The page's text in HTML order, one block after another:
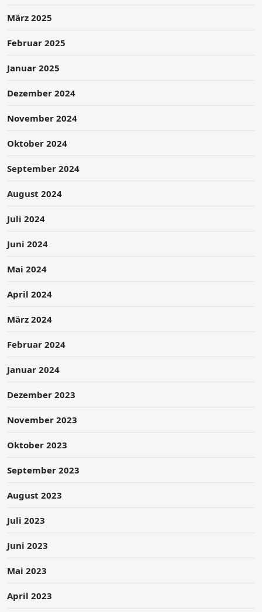
März 2025
Februar 2025
Januar 2025
Dezember 2024
November 2024
Oktober 2024
September 2024
August 2024
Juli 2024
Juni 2024
Mai 2024
April 2024
März 2024
Februar 2024
Januar 2024
Dezember 2023
November 2023
Oktober 2023
September 2023
August 2023
Juli 2023
Juni 2023
Mai 2023
April 2023